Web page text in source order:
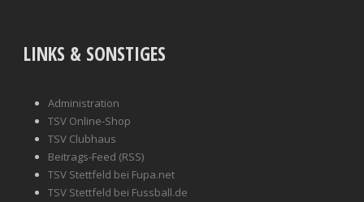
LINKS & SONSTIGES
Administration
TSV Online-Shop
TSV Clubhaus
Beitrags-Feed (RSS)
TSV Stettfeld bei Fupa.net
TSV Stettfeld bei Fussball.de